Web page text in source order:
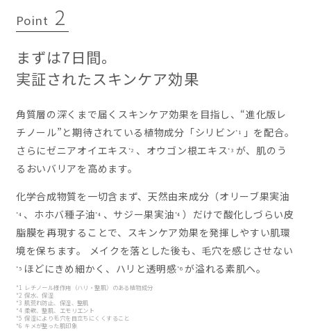
Point 2
まずは7日間。
実証されたスキンケア効果
角質層の深くまで届くスキンケア効果を目指し、“進化版レ
チノール”と期待されている植物成分「シリビン*1
」を配合。
さらにゼニアオイエキス *2 、オウゴン根エキス*3 が、肌のう
るおいバリアを高めます。
化学合成物質を一切含まず、天然由来成分（オリーブ果実油
*4 、ホホバ種子油*4 、サジー果実油 *4 ）だけで酸化しづらい皮
脂膜を再現することで、スキンケア効果を発揮しやすい肌環
境を保ちます。 メイクを落とした後も、毛穴を感じさせない
*5 ほどにきめ細かく、ハリと透明感*6 が溢れる素肌へ。
*1 レチノール様作用（ハリ・整肌）のある植物成分
*2 保水、保湿
*3 肌荒れ防止、保湿、整肌
*4 柔軟、整肌、エモリエント
*5 保湿により毛穴を目立ちにくくすること
*6 キメが整った肌印象